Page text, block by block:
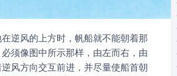
逆风的上方时，帆船就不能朝着那
须像图中所示那样，由左而右，由
风方向交互前进，并尽量使船首朝